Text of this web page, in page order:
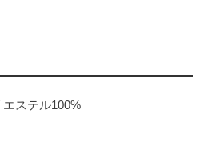
ステル100%